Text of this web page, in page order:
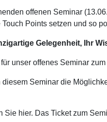
offenen Seminar
Points setzen und so
Gelegenheit, Ihr
unser offenes Seminar
diesem Seminar die
Sie hier. Das Ticket zum